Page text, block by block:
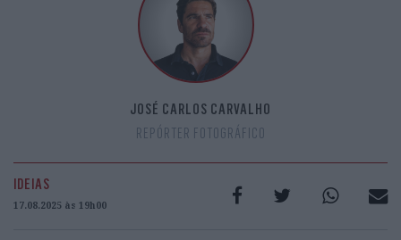
JOSÉ CARLOS CARVALHO
REPÓRTER FOTOGRÁFICO
IDEIAS
17.08.2025 às 19h00